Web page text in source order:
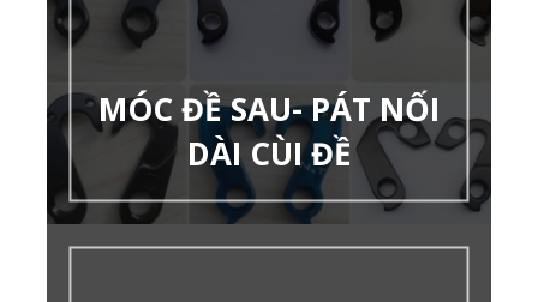
MÓC ĐỀ SAU- PÁT NỐI
DÀI CÙI ĐỀ